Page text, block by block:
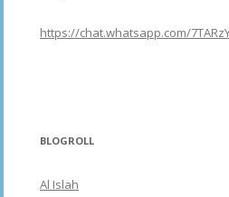
https://chat.whatsapp.com/
BLOGROLL
Al Islah